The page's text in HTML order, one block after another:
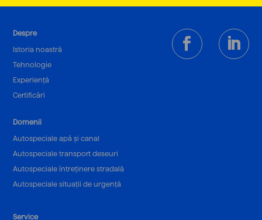
Despre
Istoria noastră
Tehnologie
Experiență
Certificări
Domenii
Autospeciale apă și canal
Autospeciale transport deseuri
Autospeciale întreținere stradală
Autospeciale situații de urgență
Service